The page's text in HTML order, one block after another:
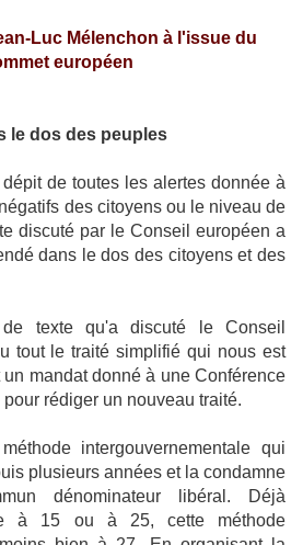
Luc Mélenchon à l'issue du
européen
le dos des peuples
de toutes les alertes donnée à
des citoyens ou le niveau de
discuté par le Conseil européen a
dans le dos des citoyens et des
texte qu'a discuté le Conseil
tout le traité simplifié qui nous est
un mandat donné à une Conférence
pour rédiger un nouveau traité.
intergouvernementale qui
plusieurs années et la condamne
dénominateur libéral. Déjà
à 15 ou à 25, cette méthode